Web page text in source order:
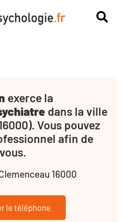
exerce la
dans la ville
Vous pouvez
afin de
16000
le téléphone